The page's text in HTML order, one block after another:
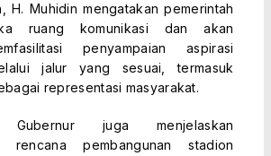
H. Muhidin mengatakan pemerintah
ruang komunikasi dan akan
penyampaian aspirasi
jalur yang sesuai, termasuk
representasi masyarakat.
juga menjelaskan
rencana pembangunan stadion